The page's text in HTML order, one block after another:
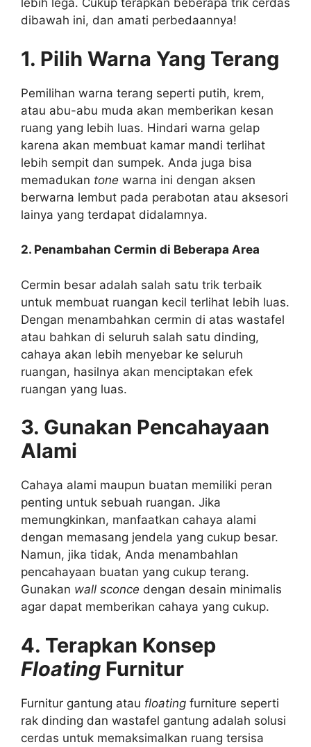
lebih lega. Cukup terapkan beberapa trik cerdas
dibawah ini, dan amati perbedaannya!
1. Pilih Warna Yang Terang
Pemilihan warna terang seperti putih, krem,
atau abu-abu muda akan memberikan kesan
ruang yang lebih luas. Hindari warna gelap
karena akan membuat kamar mandi terlihat
lebih sempit dan sumpek. Anda juga bisa
memadukan tone warna ini dengan aksen
berwarna lembut pada perabotan atau aksesori
lainya yang terdapat didalamnya.
2. Penambahan Cermin di Beberapa Area
Cermin besar adalah salah satu trik terbaik
untuk membuat ruangan kecil terlihat lebih luas.
Dengan menambahkan cermin di atas wastafel
atau bahkan di seluruh salah satu dinding,
cahaya akan lebih menyebar ke seluruh
ruangan, hasilnya akan menciptakan efek
ruangan yang luas.
3. Gunakan Pencahayaan
Alami
Cahaya alami maupun buatan memiliki peran
penting untuk sebuah ruangan. Jika
memungkinkan, manfaatkan cahaya alami
dengan memasang jendela yang cukup besar.
Namun, jika tidak, Anda menambahlan
pencahayaan buatan yang cukup terang.
Gunakan wall sconce dengan desain minimalis
agar dapat memberikan cahaya yang cukup.
4. Terapkan Konsep
Floating Furnitur
Furnitur gantung atau floating furniture seperti
rak dinding dan wastafel gantung adalah solusi
cerdas untuk memaksimalkan ruang tersisa